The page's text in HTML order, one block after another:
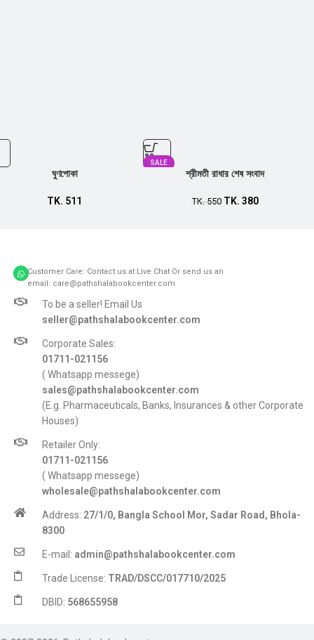
ঘুণপোকা
TK. 511
SALE
শ্রীমতী রাধার শেষ সংবাদ
TK.550 TK. 380
Customer Care: Contact us at Live Chat Or send us an
email: care@pathshalabookcenter.com
To be a seller! Email Us
seller@pathshalabookcenter.com
Corporate Sales:
01711-021156
( Whatsapp messege)
sales@pathshalabookcenter.com
(E.g. Pharmaceuticals, Banks, Insurances & other Corporate
Houses)
Retailer Only:
01711-021156
( Whatsapp messege)
wholesale@pathshalabookcenter.com
Address: 27/1/0, Bangla School Mor, Sadar Road, Bhola-
8300
E-mail: admin@pathshalabookcenter.com
Trade License: TRAD/DSCC/017710/2025
DBID: 568655958